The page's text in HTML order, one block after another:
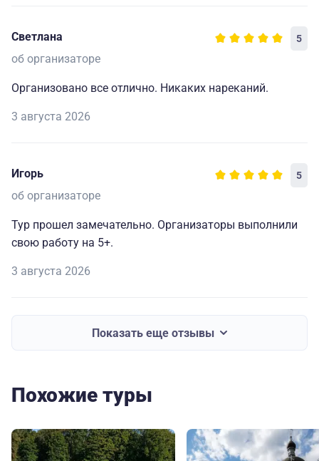
Светлана 5
об организаторе
Организовано все отлично. Никаких нареканий.
3 августа 2026
Игорь 5
об организаторе
Тур прошел замечательно. Организаторы выполнили
свою работу на 5+.
3 августа 2026
Показать еще отзывы
Похожие туры